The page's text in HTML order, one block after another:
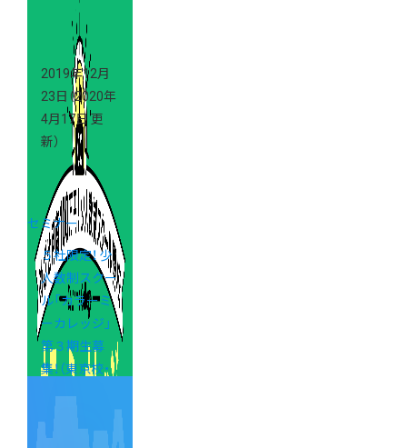
2019年12月
23日 （2020年
4月17日 更
新）
セミナー
５社限定！ 少
人数制スクー
ル「カラーミ
ーカレッジ」
第３期生募
集！（東京校・